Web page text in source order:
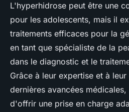
L'hyperhidrose peut être une
pour les adolescents, mais il
traitements efficaces pour la
en tant que spécialiste de la
dans le diagnostic et le
Grâce à leur expertise et à
dernières avancées
d'offrir une prise en charge